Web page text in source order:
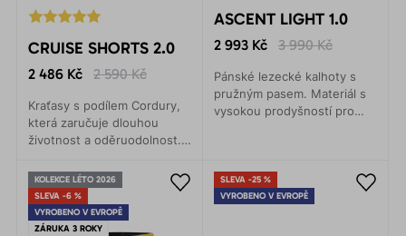
CRUISE SHORTS 2.0
2 486 Kč 2 590 Kč
Kraťasy s podílem Cordury,
která zaručuje dlouhou
životnost a oděruodolnost.
hmotnost a vysoká
pružnost. Pohodlný pas s
integrovaným páskem a
magnetickou přezkou.
ASCENT LIGHT 1.0
2 993 Kč 3 990 Kč
Pánské lezecké kalhoty s
pružným pasem. Materiál s
vysokou prodyšností pro
KOLEKCE LÉTO 2026
SLEVA -6 %
VYROBENO V EVROPĚ
ZÁRUKA 3 ROKY
SLEVA -25 %
VYROBENO V EVROPĚ